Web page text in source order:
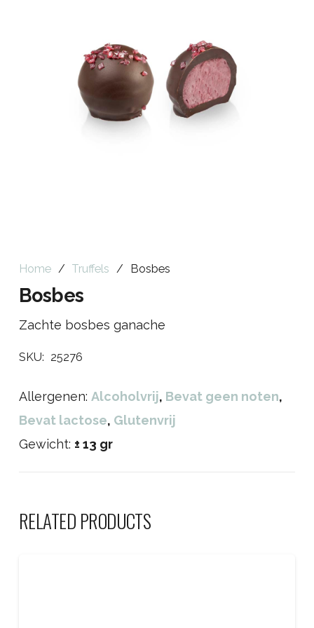
Home / Truffels / Bosbes
Bosbes
Zachte bosbes ganache
SKU: 25276
Allergenen: Alcoholvrij, Bevat geen noten,
Bevat lactose, Glutenvrij
Gewicht: ± 13 gr
RELATED PRODUCTS